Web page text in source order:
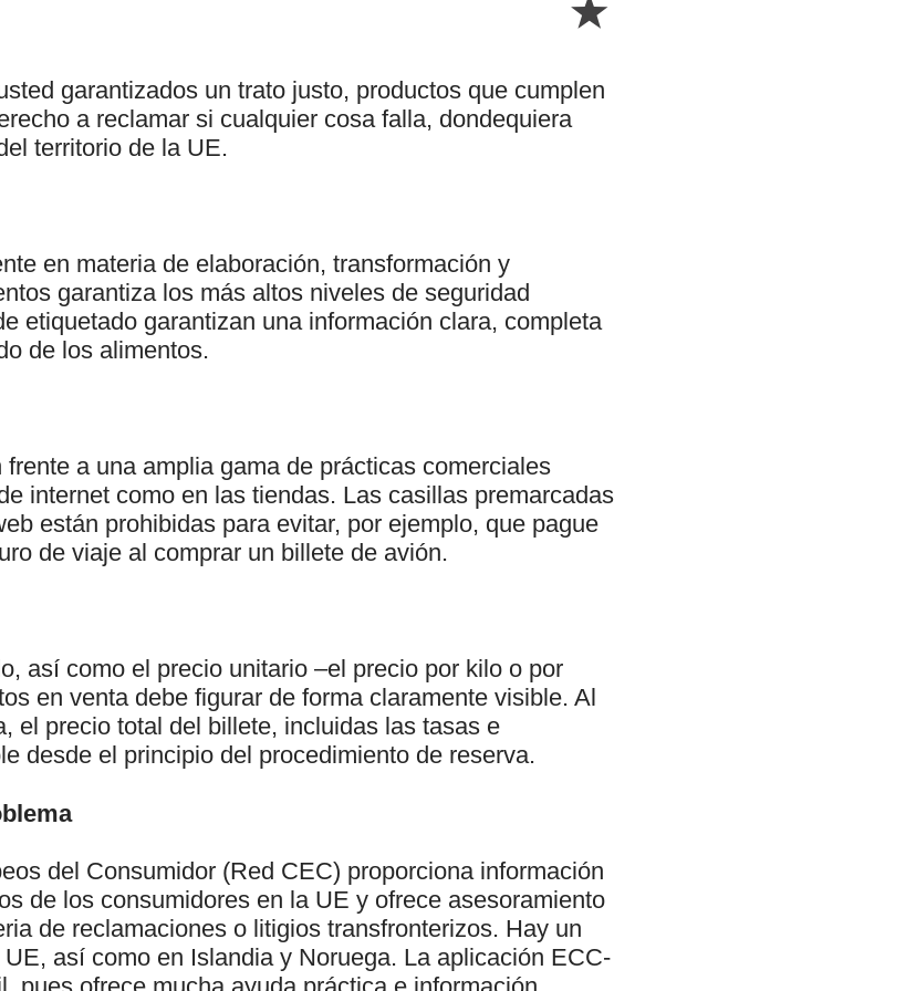
garantizados un trato justo, productos que cumplen
a reclamar si cualquier cosa falla, dondequiera
territorio de la UE.
en materia de elaboración, transformación y
garantiza los más altos niveles de seguridad
etiquetado garantizan una información clara, completa
de los alimentos.
a una amplia gama de prácticas comerciales
internet como en las tiendas. Las casillas premarcadas
están prohibidas para evitar, por ejemplo, que pague
de viaje al comprar un billete de avión.
así como el precio unitario –el precio por kilo o por
en venta debe figurar de forma claramente visible. Al
el precio total del billete, incluidas las tasas e
desde el principio del procedimiento de reserva.
del Consumidor (Red CEC) proporciona información
de los consumidores en la UE y ofrece asesoramiento
de reclamaciones o litigios transfronterizos. Hay un
así como en Islandia y Noruega. La aplicación ECC-